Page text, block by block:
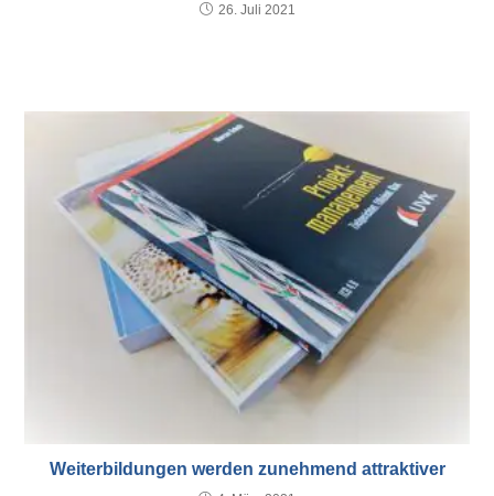
26. Juli 2021
Weiterbildungen werden zunehmend attraktiver